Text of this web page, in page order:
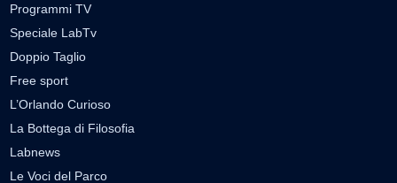
Programmi TV
Speciale LabTv
Doppio Taglio
Free sport
L’Orlando Curioso
La Bottega di Filosofia
Labnews
Le Voci del Parco